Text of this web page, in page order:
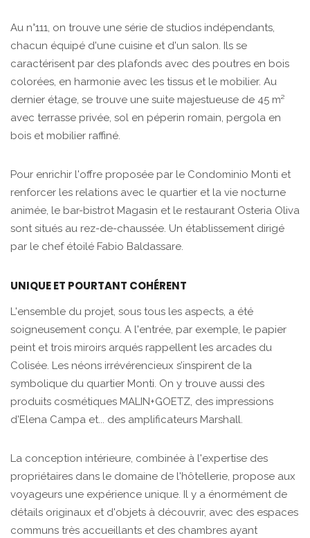
Au n°111, on trouve une série de studios indépendants,
chacun équipé d'une cuisine et d'un salon. Ils se
caractérisent par des plafonds avec des poutres en bois
colorées, en harmonie avec les tissus et le mobilier. Au
dernier étage, se trouve une suite majestueuse de 45 m²
avec terrasse privée, sol en péperin romain, pergola en
bois et mobilier raffiné.
Pour enrichir l'offre proposée par le Condominio Monti et
renforcer les relations avec le quartier et la vie nocturne
animée, le bar-bistrot Magasin et le restaurant Osteria Oliva
sont situés au rez-de-chaussée. Un établissement dirigé
par le chef étoilé Fabio Baldassare.
UNIQUE ET POURTANT COHÉRENT
L'ensemble du projet, sous tous les aspects, a été
soigneusement conçu. A l'entrée, par exemple, le papier
peint et trois miroirs arqués rappellent les arcades du
Colisée. Les néons irrévérencieux s’inspirent de la
symbolique du quartier Monti. On y trouve aussi des
produits cosmétiques MALIN+GOETZ, des impressions
d'Elena Campa et... des amplificateurs Marshall.
La conception intérieure, combinée à l'expertise des
propriétaires dans le domaine de l'hôtellerie, propose aux
voyageurs une expérience unique. Il y a énormément de
détails originaux et d'objets à découvrir, avec des espaces
communs très accueillants et des chambres ayant